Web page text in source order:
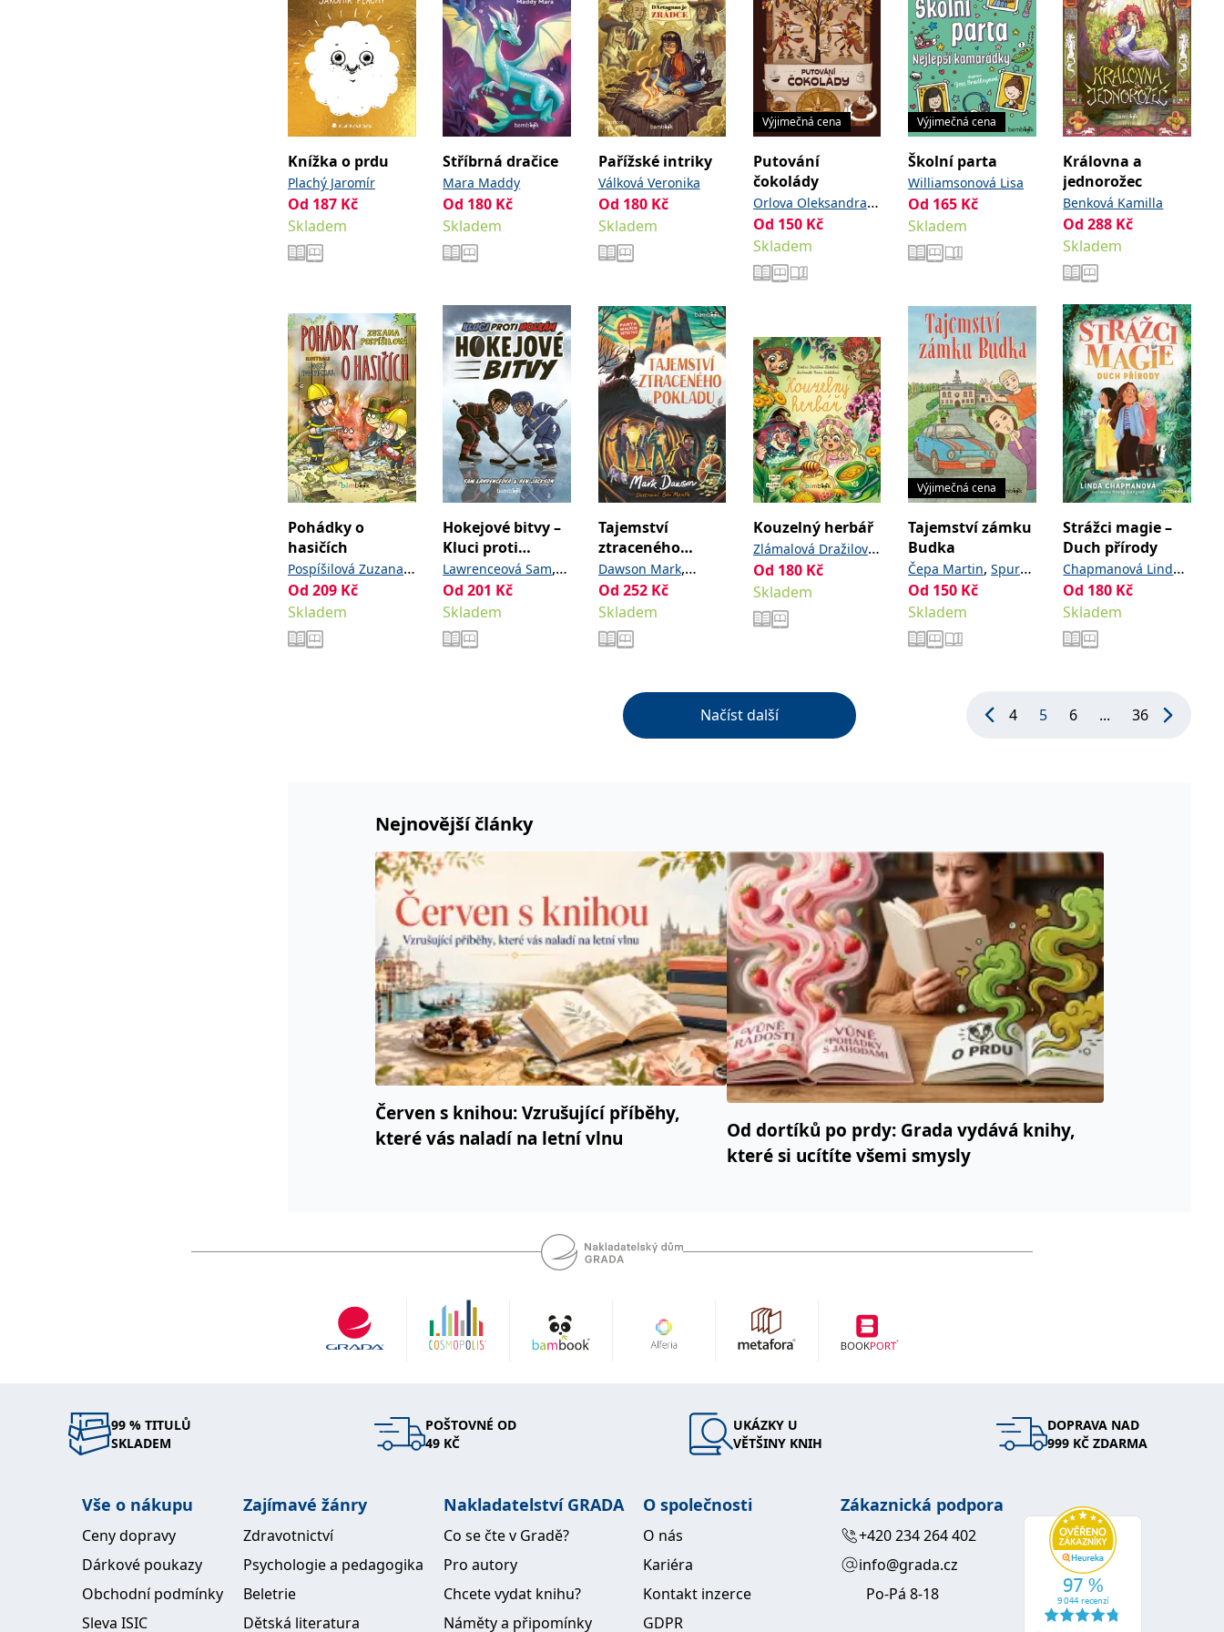
Knížka o prdu
Plachý Jaromír
Od 187 Kč
Skladem
Stříbrná dračice
Mara Maddy
Od 180 Kč
Skladem
Pařížské intriky
Válková Veronika
Od 180 Kč
Skladem
Výjimečná cena
Putování
čokolády
Orlova Oleksandra,
Dikaia Oleksandra
Od 150 Kč
Skladem
Výjimečná cena
Školní parta
Williamsonová Lisa
Od 165 Kč
Skladem
Královna a
jednorožec
Benková Kamilla
Od288 Kč
Skladem
Pohádky o
hasičích
Pospíšilová Zuzana,
Pospíchal Josef
Od 209 Kč
Skladem
Hokejové bitvy –
Kluci proti
holkám
Lawrenceová Sam,
Jackson Ben
Od201 Kč
Skladem
Tajemství
ztraceného
pokladu – Parta
malých detektivů
Dawson Mark,
Mantle Ben
Od 252 Kč
Skladem
Kouzelný herbář
Zlámalová Dražilová
Sandra, Koželuhová
Marie
Od 180 Kč
Skladem
Výjimečná cena
Tajemství zámku
Budka
Čepa Martin,Spurná
Karin
Od 150 Kč
Skladem
Strážci magie –
Duch přírody
Chapmanová Linda,
Giangová Hoang
Od 180 Kč
Skladem
Načíst další 4 5 6 ... 36
Nejnovější články
Červen s knihou: Vzrušující příběhy,
které vás naladí na letní vlnu
Od dortíků po prdy: Grada vydává knihy,
které si ucítíte všemi smysly
99 % TITULŮ
SKLADEM
POŠTOVNÉ OD
49 KČ
UKÁZKY U
VĚTŠINY KNIH
DOPRAVA NAD
999 KČ ZDARMA
Vše o nákupu
Ceny dopravy
Dárkové poukazy
Obchodní podmínky
Sleva ISIC
Zajímavé žánry
Zdravotnictví
Psychologie a pedagogika
Beletrie
Dětská literatura
Nakladatelství GRADA
Co se čte v Gradě?
Pro autory
Chcete vydat knihu?
Náměty a připomínky
O společnosti
O nás
Kariéra
Kontakt inzerce
GDPR
Zákaznická podpora
+420 234 264 402
info@grada.cz
Po-Pá 8-18